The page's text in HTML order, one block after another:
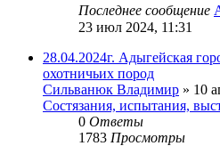
Последнее сообщение
23 июл 2024, 11:31
28.04.2024г. Адыгейская
охотничьих пород
Сильванюк Владимир » 10
Состязания, испытания,
0 Ответы
1783 Просмотры